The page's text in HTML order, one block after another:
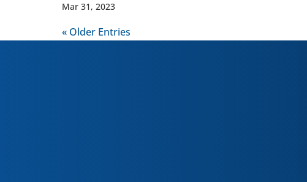
Mar 31, 2023
« Older Entries